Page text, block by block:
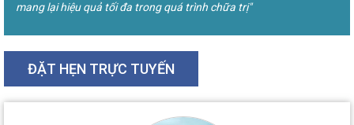
mang lại hiệu quả tối đa trong quá trình chữa trị"
ĐẶT HẸN TRỰC TUYẾN